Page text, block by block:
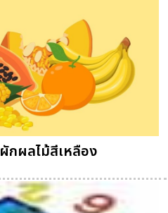
กผลไม้สีเหลือง